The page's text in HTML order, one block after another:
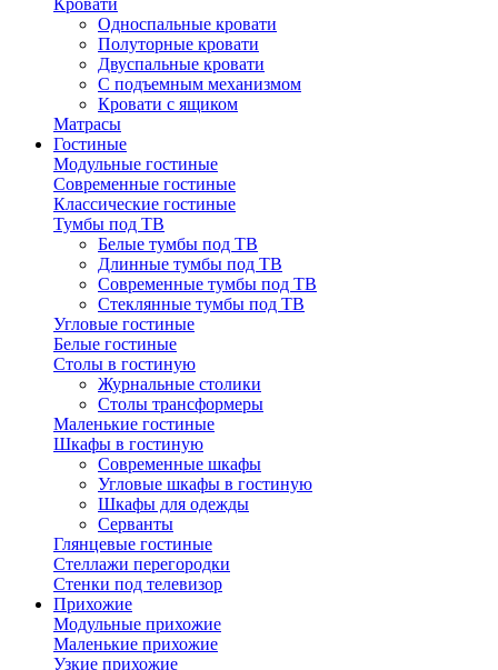
Кровати
Односпальные кровати
Полуторные кровати
Двуспальные кровати
С подъемным механизмом
Кровати с ящиком
Матрасы
Гостиные
Модульные гостиные
Современные гостиные
Классические гостиные
Тумбы под ТВ
Белые тумбы под ТВ
Длинные тумбы под ТВ
Современные тумбы под ТВ
Стеклянные тумбы под ТВ
Угловые гостиные
Белые гостиные
Столы в гостиную
Журнальные столики
Столы трансформеры
Маленькие гостиные
Шкафы в гостиную
Современные шкафы
Угловые шкафы в гостиную
Шкафы для одежды
Серванты
Глянцевые гостиные
Стеллажи перегородки
Стенки под телевизор
Прихожие
Модульные прихожие
Маленькие прихожие
Узкие прихожие